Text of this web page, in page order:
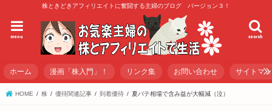
株ときどきアフィリエイトに奮闘する主婦のブログ バージョン３！
search
menu
ホーム 漫画「株入門」！ リンク集 お問い合わせ サイトマ
HOME 株 優待関連記事 到着優待 夏バテ相場で含み益が大幅減（泣）